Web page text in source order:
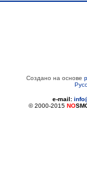
Создано на основе
e-mail:
© 2000-2015 NO